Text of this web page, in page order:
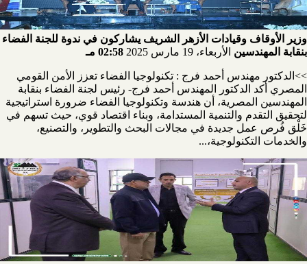
وزير الأوقاف وقيادات الأزهر الشريف يشاركون في ندوة للجنة الفضاء
بنقابة المهندسين الأربعاء، 19 مارس 2025 02:58 مـ
>>الدكتور مهندس أحمد فرج : تكنولوجيا الفضاء تعزز الأمن القومي
المصري أكد الدكتور المهندس أحمد فرج- رئيس لجنة الفضاء بنقابة
المهندسين المصرية، أن هندسة وتكنولوجيا الفضاء ضرورة استراتيجية
لتحقيق التقدم والتنمية المستدامة، وبناء اقتصاد قوي، حيث تسهم في
خَلْق فُرص عمل جديدة في مجالات البحث والتطوير، والتصنيع،
والخدمات التكنولوجية،...